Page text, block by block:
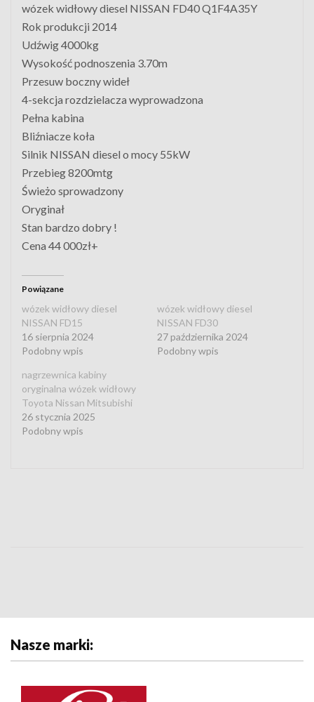
wózek widłowy diesel NISSAN FD40 Q1F4A35Y
Rok produkcji 2014
Udźwig 4000kg
Wysokość podnoszenia 3.70m
Przesuw boczny wideł
4-sekcja rozdzielacza wyprowadzona
Pełna kabina
Bliźniacze koła
Silnik NISSAN diesel o mocy 55kW
Przebieg 8200mtg
Świeżo sprowadzony
Oryginał
Stan bardzo dobry !
Cena 44 000zł+
Powiązane
wózek widłowy diesel
NISSAN FD15
16 sierpnia 2024
Podobny wpis
wózek widłowy diesel
NISSAN FD30
27 października 2024
Podobny wpis
nagrzewnica kabiny
oryginalna wózek widłowy
Toyota Nissan Mitsubishi
26 stycznia 2025
Podobny wpis
Nasze marki: